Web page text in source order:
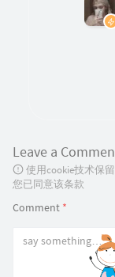
Leave a
使用cookie技术保
您已同意该条款
Comment *